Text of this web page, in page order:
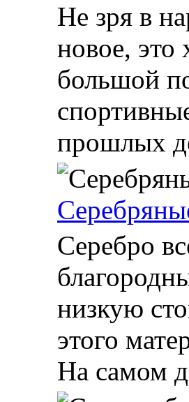
Не зря в
новое, это
большой
прошлых
Серебро
низкую
этого
На самом